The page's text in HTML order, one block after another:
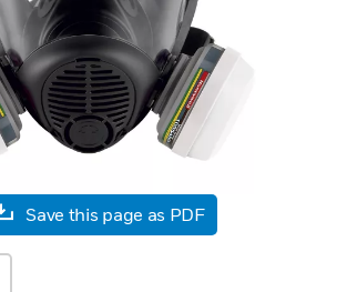
Save this page as PDF